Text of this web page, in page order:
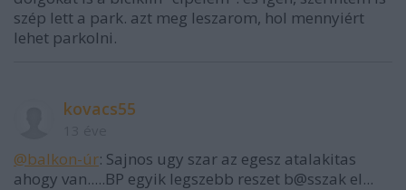
szép lett a park. azt meg leszarom, hol mennyiért
lehet parkolni.
kovacs55
@balkon-úr: Sajnos ugy szar az egesz atalakitas
ahogy van.....BP egyik legszebb reszet b@sszak el...